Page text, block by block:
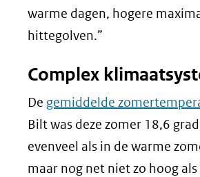
warme dagen, hogere
hittegolven.”
Complex
De gemiddelde
Bilt was deze zomer 18,6
evenveel als in de warme
maar nog net niet zo hoog